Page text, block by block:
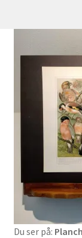
Du ser på: